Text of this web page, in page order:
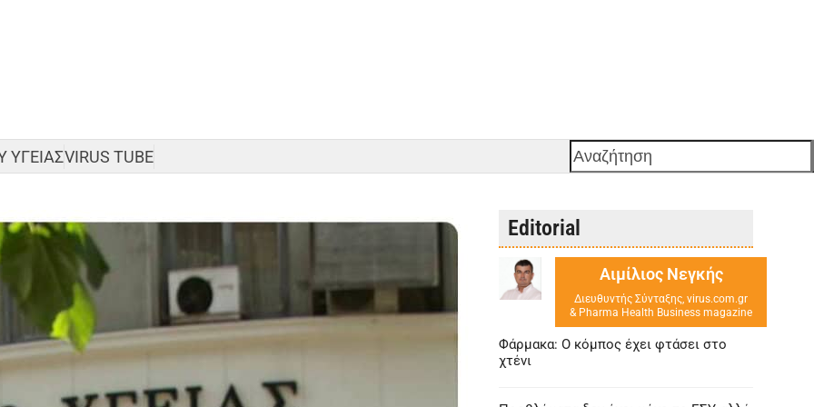
ΥΓΕΙΑΣVIRUS TUBE Αναζήτηση
Editorial
Αιμίλιος Νεγκής
Διευθυντής Σύνταξης, virus.com.gr
& Pharma Health Business magazine
Φάρμακα: Ο κόμπος έχει φτάσει στο
χτένι